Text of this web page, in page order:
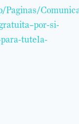
si-
tutela-